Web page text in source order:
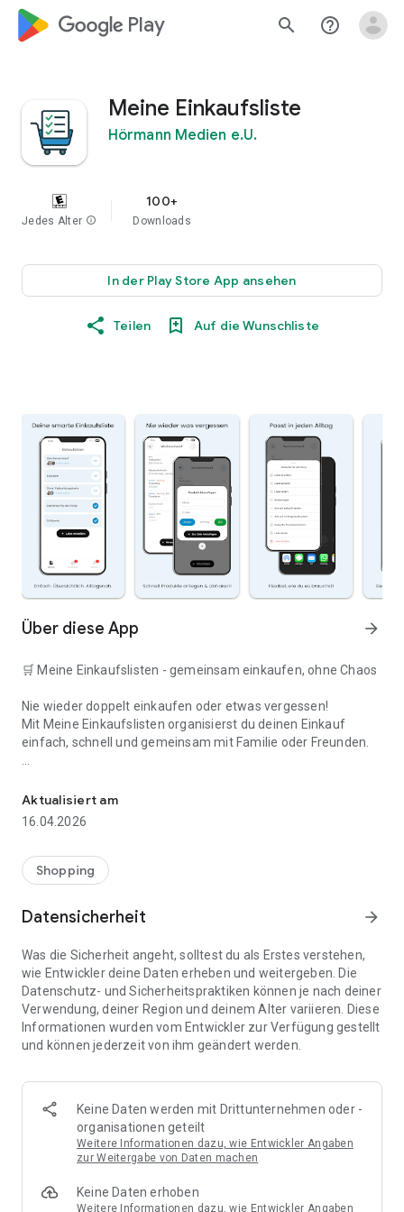
google_logo Play search help_outline
Meine Einkaufsliste
Hörmann Medien e.U.
Jedes Alter info
100+
Downloads
In der Play Store App ansehen
Teilen Auf die Wunschliste
Über diese App arrow_forward
🛒 Meine Einkaufslisten - gemeinsam einkaufen, ohne Chaos
Nie wieder doppelt einkaufen oder etwas vergessen!
Mit Meine Einkaufslisten organisierst du deinen Einkauf
einfach, schnell und gemeinsam mit Familie oder Freunden.
👨‍👩‍👧 Gemeinsame Einkaufslisten in Echtzeit: Alle sehen
⚡ Superschnell & einfach: Liste in Sekunden erstellen und
sofort loslegen.
📱 Immer dabei: Deine Einkaufsliste ist jederzeit auf deinem
🤝 Teilen leicht gemacht: Lade andere ein und erledigt den
Einkauf gemeinsam.
🍳 Zutaten direkt aus Rezepten übernehmen: Importiere
Zutaten von Rezept-Webseiten und verwandle sie
🚀 DEINE VORTEILE IM ALLTAG
* Nie wieder doppelte Einkäufe
* Kein Chaos mehr beim Einkaufen
* Bessere Abstimmung mit Familie & Freunden
* Perfekt für die Essensplanung
Aktualisiert am
16.04.2026
Shopping
Datensicherheit arrow_forward
Was die Sicherheit angeht, solltest du als Erstes verstehen,
wie Entwickler deine Daten erheben und weitergeben. Die
Datenschutz- und Sicherheitspraktiken können je nach deiner
Verwendung, deiner Region und deinem Alter variieren. Diese
Informationen wurden vom Entwickler zur Verfügung gestellt
und können jederzeit von ihm geändert werden.
Keine Daten werden mit Drittunternehmen oder -
organisationen geteilt
Weitere Informationen dazu, wie Entwickler Angaben
zur Weitergabe von Daten machen
Keine Daten erhoben
Weitere Informationen dazu, wie Entwickler Angaben